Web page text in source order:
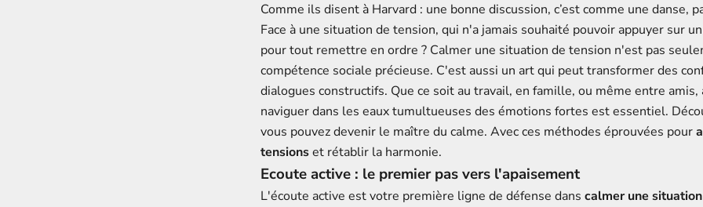
Comme ils disent à Harvard : une bonne discussion, c’est comme une danse,
Face à une situation de tension, qui n'a jamais souhaité pouvoir appuyer sur
pour tout remettre en ordre ? Calmer une situation de tension n'est pas
compétence sociale précieuse. C'est aussi un art qui peut transformer des
dialogues constructifs. Que ce soit au travail, en famille, ou même entre amis,
naviguer dans les eaux tumultueuses des émotions fortes est essentiel.
vous pouvez devenir le maître du calme. Avec ces méthodes éprouvées pour
tensionset rétablir la harmonie.
Ecoute active : le premier pas vers l'apaisement
L'écoute active est votre première ligne de défense dans calmer une